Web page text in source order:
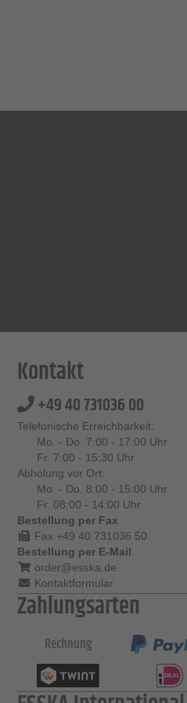
Kontakt
+49 40 731036 00
Telefonische Erreichbarkeit:
Mo. - Do. 7:00 - 17:00 Uhr
Fr. 7:00 - 15:30 Uhr
Abholung vor Ort:
Mo. - Do. 8:00 - 15:00 Uhr
Fr. 08:00 - 14:00 Uhr
Bestellung per Fax
Fax +49 40 731036 50
Bestellung per E-Mail
order@esska.de
Kontaktformular
Zahlungsarten
Rechnung